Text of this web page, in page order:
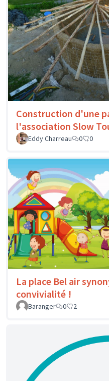
Construction d'une
l'association Slow
Eddy Charreau
0 0
La place Bel air
convivialité !
Baranger
0 2